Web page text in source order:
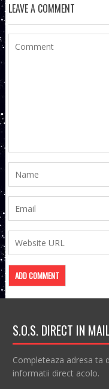
LEAVE A COMMENT
S.O.S. DIRECT IN
Completeaza adresa ta
informatii direct acolo.